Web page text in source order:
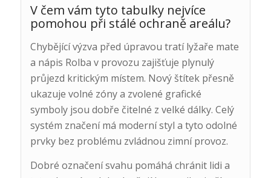
V čem vám tyto tabulky nejvíce
pomohou při stálé ochraně areálu?
Chybějící výzva před úpravou tratí lyžaře mate
a nápis Rolba v provozu zajišťuje plynulý
průjezd kritickým místem. Nový štítek přesně
ukazuje volné zóny a zvolené grafické
symboly jsou dobře čitelné z velké dálky. Celý
systém značení má moderní styl a tyto odolné
prvky bez problému zvládnou zimní provoz.
Dobré označení svahu pomáhá chránit lidi a